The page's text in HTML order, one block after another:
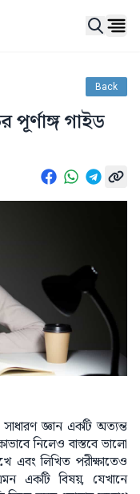
Back
পূর্ণাঙ্গ গাইড
সাধারণ জ্ঞান একটি অত্যন্ত
নিলেও বাস্তবে ভালো
এবং লিখিত পরীক্ষাতেও
একটি বিষয়, যেখানে